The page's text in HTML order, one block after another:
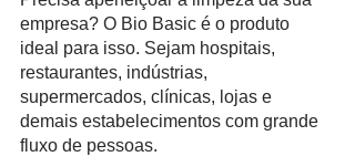
empresa? O Bio Basic é o produto
ideal para isso. Sejam hospitais,
restaurantes, indústrias,
supermercados, clínicas, lojas e
demais estabelecimentos com grande
fluxo de pessoas.